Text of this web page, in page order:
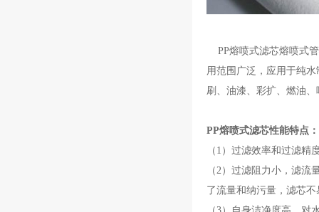
PP熔喷式滤芯熔喷式
用范围广泛，应用于纯
刷、油漆、彩扩、燃油
PP熔喷式滤芯性能特点：
（1）过滤效率和过滤精
（2）过滤阻力小，滤
了流量和纳污量，滤芯